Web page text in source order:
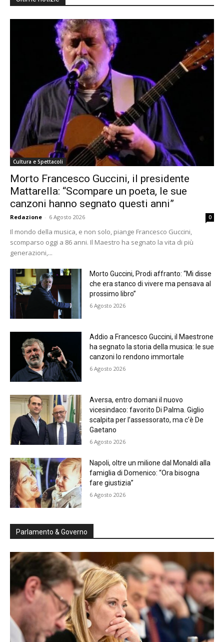
Cultura e Spettacoli
Morto Francesco Guccini, il presidente
Mattarella: “Scompare un poeta, le sue
canzoni hanno segnato questi anni”
Redazione - 6 Agosto 2026 0
Il mondo della musica, e non solo, piange Francesco Guccini,
scomparso oggi a 86 anni. Il Maestro ha segnato la vita di più
generazioni,...
Morto Guccini, Prodi affranto: “Mi disse
che era stanco di vivere ma pensava al
prossimo libro”
6 Agosto 2026
Addio a Francesco Guccini, il Maestrone
ha segnato la storia della musica: le sue
canzoni lo rendono immortale
6 Agosto 2026
Aversa, entro domani il nuovo
vicesindaco: favorito Di Palma. Giglio
scalpita per l’assessorato, ma c’è De
Gaetano
6 Agosto 2026
Napoli, oltre un milione dal Monaldi alla
famiglia di Domenico: “Ora bisogna
fare giustizia”
6 Agosto 2026
Parlamento & Governo